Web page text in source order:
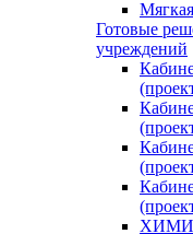
Готовые
учреждений